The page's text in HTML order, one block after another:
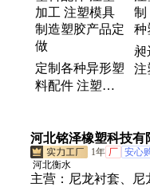
定制各种异形塑
料配件 注塑加
昶
注
河北铭泽橡塑科技有
1年 厂 安心
河北衡水
主营： 尼龙衬套、尼